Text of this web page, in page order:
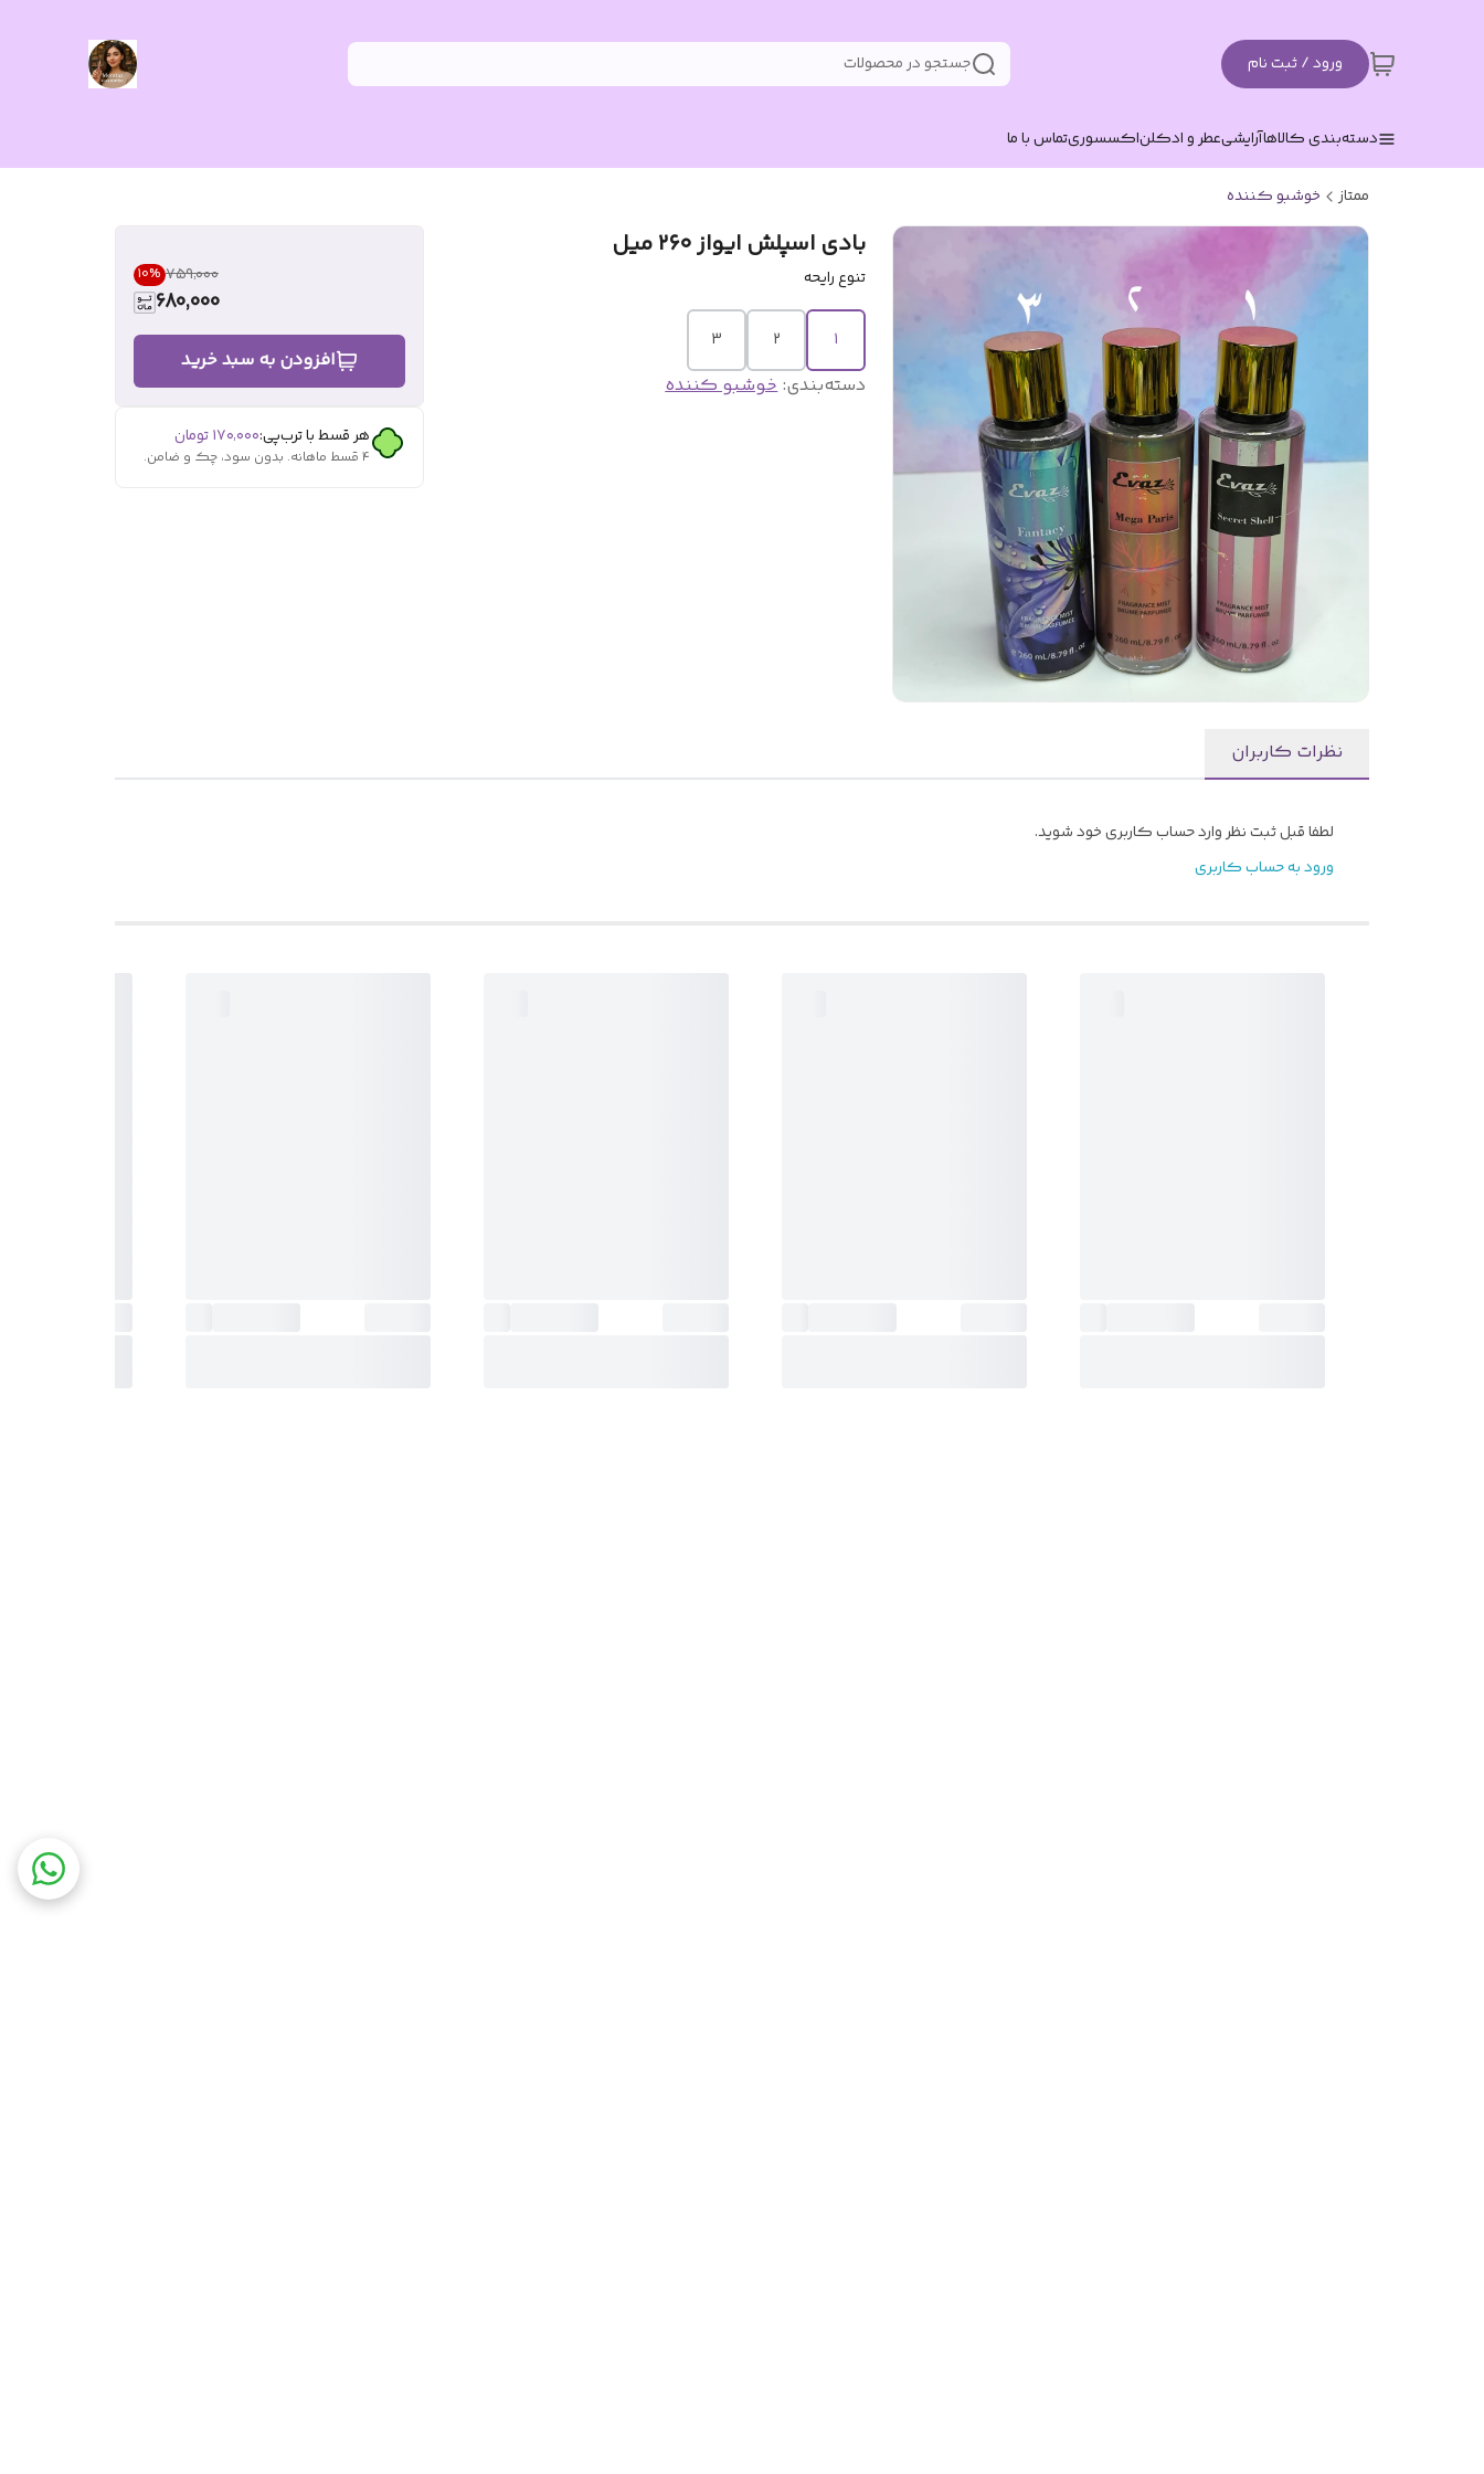
ورود / ثبت نام جستجو در محصولات
دسته‌بندی کالاهاآرایشیعطر و ادکلناکسسوریتماس با ما
ممتاز خوشبو کننده
بادی اسپلش ایواز ۲۶۰ میل
تنوع رایحه
1
2
3
دسته‌بندی:خوشبو کننده
۷۵۹٬۰۰۰ 10%
680,000
افزودن به سبد خرید
هر قسط با ترب‌پی:۱۷۰٬۰۰۰تومان
۴ قسط ماهانه. بدون سود، چک و ضامن.
نظرات کاربران
لطفا قبل ثبت نظر وارد حساب کاربری خود شوید.
ورود به حساب کاربری